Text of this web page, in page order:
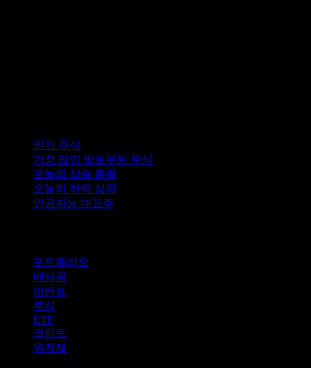
인기 주식
가장 많이 팔로우된 주식
오늘의 상승 종목
오늘의 하락 상위
인공지능 대표주
포트폴리오
배당금
이벤트
주식
ETF
크립토
원자재